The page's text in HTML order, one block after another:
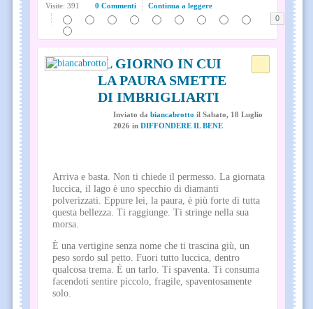
0 Commenti Continua a leggere
Visite: 391
0
IL GIORNO IN CUI
LA PAURA SMETTE
DI IMBRIGLIARTI
Inviato da biancabrotto il Sabato, 18 Luglio
2026 in DIFFONDERE IL BENE
Arriva e basta. Non ti chiede il permesso. La giornata
luccica, il lago è uno specchio di diamanti
polverizzati. Eppure lei, la paura, è più forte di tutta
questa bellezza. Ti raggiunge. Ti stringe nella sua
morsa.
È una vertigine senza nome che ti trascina giù, un
peso sordo sul petto. Fuori tutto luccica, dentro
qualcosa trema. È un tarlo. Ti spaventa. Ti consuma
facendoti sentire piccolo, fragile, spaventosamente
solo.